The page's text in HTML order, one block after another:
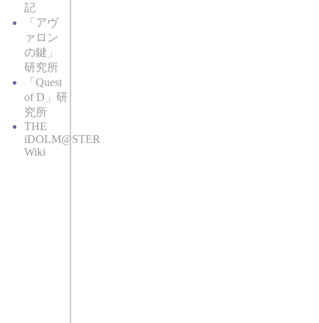
記
「アヴ
ァロン
の鍵」
研究所
「Quest
of D」研
究所
THE
iDOLM@STER
Wiki